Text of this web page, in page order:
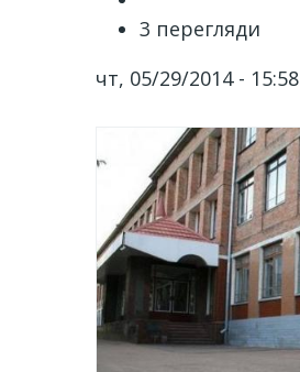
3 перегляди
чт, 05/29/2014 - 15:58